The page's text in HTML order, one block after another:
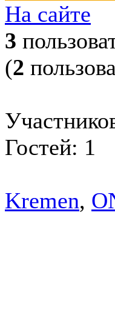
На сайте
3
(2
Гостей: 1
Kremen,